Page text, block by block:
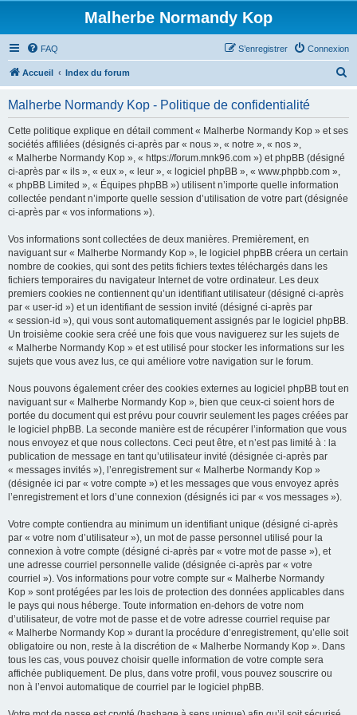
Malherbe Normandy Kop
FAQ Connexion
S’enregistrer
Accueil Index du forum
Malherbe Normandy Kop - Politique de confidentialité
Cette politique explique en détail comment « Malherbe Normandy Kop » et ses
sociétés affiliées (désignés ci-après par « nous », « notre », « nos »,
« Malherbe Normandy Kop », « https://forum.mnk96.com ») et phpBB (désigné
ci-après par « ils », « eux », « leur », « logiciel phpBB », « www.phpbb.com »,
« phpBB Limited », « Équipes phpBB ») utilisent n’importe quelle information
collectée pendant n’importe quelle session d’utilisation de votre part (désignée
ci-après par « vos informations »).
Vos informations sont collectées de deux manières. Premièrement, en
naviguant sur « Malherbe Normandy Kop », le logiciel phpBB créera un certain
nombre de cookies, qui sont des petits fichiers textes téléchargés dans les
fichiers temporaires du navigateur Internet de votre ordinateur. Les deux
premiers cookies ne contiennent qu’un identifiant utilisateur (désigné ci-après
par « user-id ») et un identifiant de session invité (désigné ci-après par
« session-id »), qui vous sont automatiquement assignés par le logiciel phpBB.
Un troisième cookie sera créé une fois que vous naviguerez sur les sujets de
« Malherbe Normandy Kop » et est utilisé pour stocker les informations sur les
sujets que vous avez lus, ce qui améliore votre navigation sur le forum.
Nous pouvons également créer des cookies externes au logiciel phpBB tout en
naviguant sur « Malherbe Normandy Kop », bien que ceux-ci soient hors de
portée du document qui est prévu pour couvrir seulement les pages créées par
le logiciel phpBB. La seconde manière est de récupérer l’information que vous
nous envoyez et que nous collectons. Ceci peut être, et n’est pas limité à : la
publication de message en tant qu’utilisateur invité (désignée ci-après par
« messages invités »), l’enregistrement sur « Malherbe Normandy Kop »
(désignée ici par « votre compte ») et les messages que vous envoyez après
l’enregistrement et lors d’une connexion (désignés ici par « vos messages »).
Votre compte contiendra au minimum un identifiant unique (désigné ci-après
par « votre nom d’utilisateur »), un mot de passe personnel utilisé pour la
connexion à votre compte (désigné ci-après par « votre mot de passe »), et
une adresse courriel personnelle valide (désignée ci-après par « votre
courriel »). Vos informations pour votre compte sur « Malherbe Normandy
Kop » sont protégées par les lois de protection des données applicables dans
le pays qui nous héberge. Toute information en-dehors de votre nom
d’utilisateur, de votre mot de passe et de votre adresse courriel requise par
« Malherbe Normandy Kop » durant la procédure d’enregistrement, qu’elle soit
obligatoire ou non, reste à la discrétion de « Malherbe Normandy Kop ». Dans
tous les cas, vous pouvez choisir quelle information de votre compte sera
affichée publiquement. De plus, dans votre profil, vous pouvez souscrire ou
non à l’envoi automatique de courriel par le logiciel phpBB.